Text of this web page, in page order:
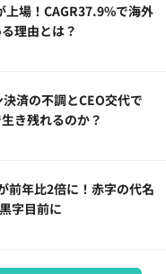
上場！CAGR37.9%で海外
理由とは？
済の不調とCEO交代で
き残れるのか？
前年比2倍に！赤字の代名
字目前に